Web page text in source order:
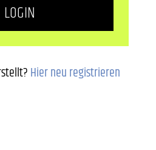
LOGIN
Hier neu registrieren